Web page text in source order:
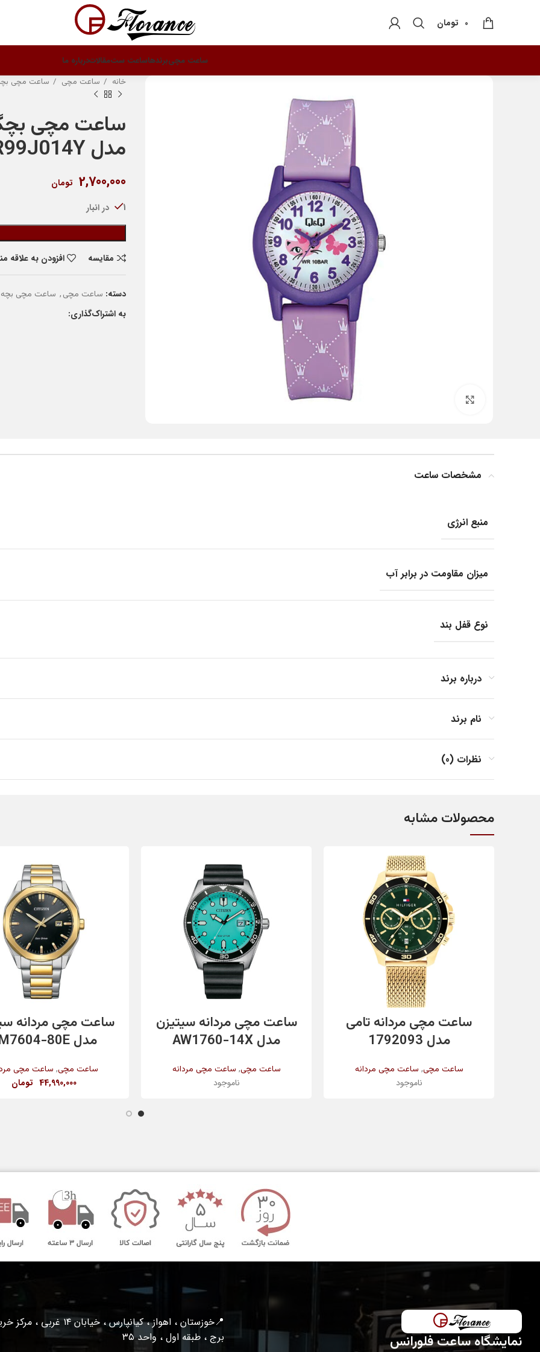
0 تومان
ساعت مچیبرندهاساعت ستمقالاتدرباره ما
خانه ساعت مچی ساعت مچی
ساعت مچی
مدل VR99J014Y
2,700,000 تومان
1 در انبار
مقایسه
افزودن به علاقه
دسته: ساعت مچی, ساعت مچی بچه
به اشتراک‌گذاری:
مشخصات ساعت
منبع انرژی
میزان مقاومت در برابر آب
نوع قفل بند
جنس بند
جنس بدنه
فرم صفحه
مناسب برای
تاریخ شمار
مقاومت در برابر آب
مدت گارانتی
درباره برند
نام برند
نظرات (0)
محصولات مشابه
اطلاعات بیشتر
ساعت مچی مردانه تامی
مدل 1792093
ساعت مچی, ساعت مچی مردانه
ناموجود
اطلاعات بیشتر
ساعت مچی مردانه سیتیزن
مدل AW1760-14X
ساعت مچی, ساعت مچی مردانه
ناموجود
افزودن به سبد خرید
ساعت مچی مردانه
مدل BM7604-80E
ساعت مچی, ساعت مچی
44,990,000 تومان
نمایشگاه ساعت فلورانس
📍خوزستان ، اهواز ، کیانپارس ، خیابان ۱۴ غربی ،
برج ، طبقه اول ، واحد ۳۵